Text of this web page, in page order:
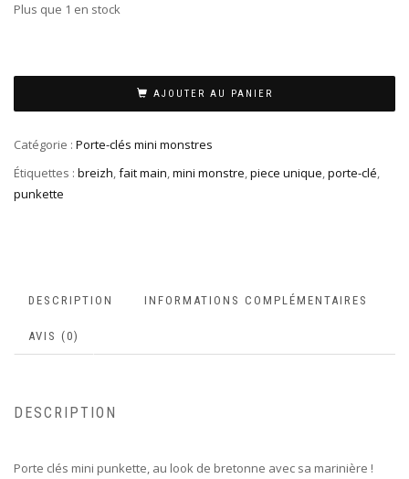
Plus que 1 en stock
AJOUTER AU PANIER
Catégorie : Porte-clés mini monstres
Étiquettes : breizh,fait main,mini monstre,piece unique,porte-clé,
punkette
DESCRIPTION INFORMATIONS COMPLÉMENTAIRES
AVIS (0)
DESCRIPTION
Porte clés mini punkette, au look de bretonne avec sa marinière !